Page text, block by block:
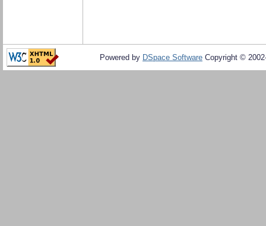
Powered by DSpace Software Copyright ©